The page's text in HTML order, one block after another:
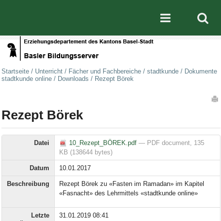
Mobile
Startseite / Unterricht / Fächer und Fachbereiche / stadtkunde / Dokumente
stadtkunde online / Downloads / Rezept Börek
Rezept Börek
Datei 10_Rezept_BÖREK.pdf— PDF document, 135
KB (138644 bytes)
Datum 10.01.2017
Beschreibung
Rezept Börek zu «Fasten im Ramadan» im Kapitel
«Fasnacht» des Lehrmittels «stadtkunde online»
Letzte
31.01.2019 08:41